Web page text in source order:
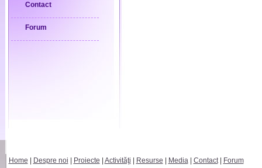
Contact
Forum
Home Despre noi Proiecte Activităţi Resurse Media| Contact| Forum